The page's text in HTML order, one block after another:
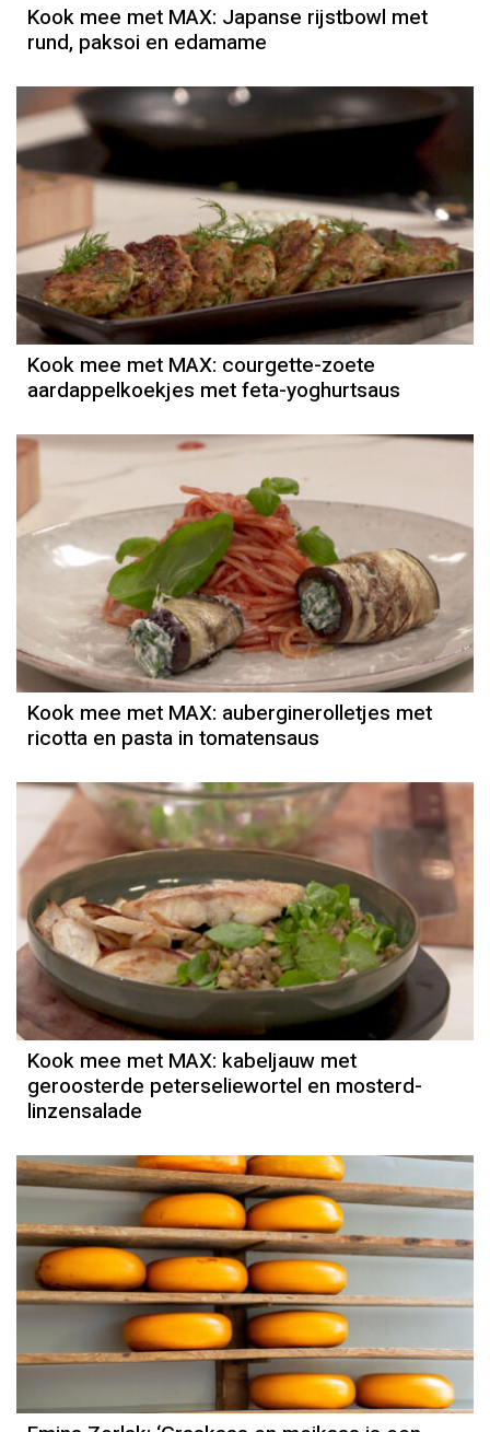
Kook mee met MAX: Japanse rijstbowl met
rund, paksoi en edamame
Kook mee met MAX: courgette-zoete
aardappelkoekjes met feta-yoghurtsaus
Kook mee met MAX: auberginerolletjes met
ricotta en pasta in tomatensaus
Kook mee met MAX: kabeljauw met
geroosterde peterseliewortel en mosterd-
linzensalade
Column
Emina Zorlak